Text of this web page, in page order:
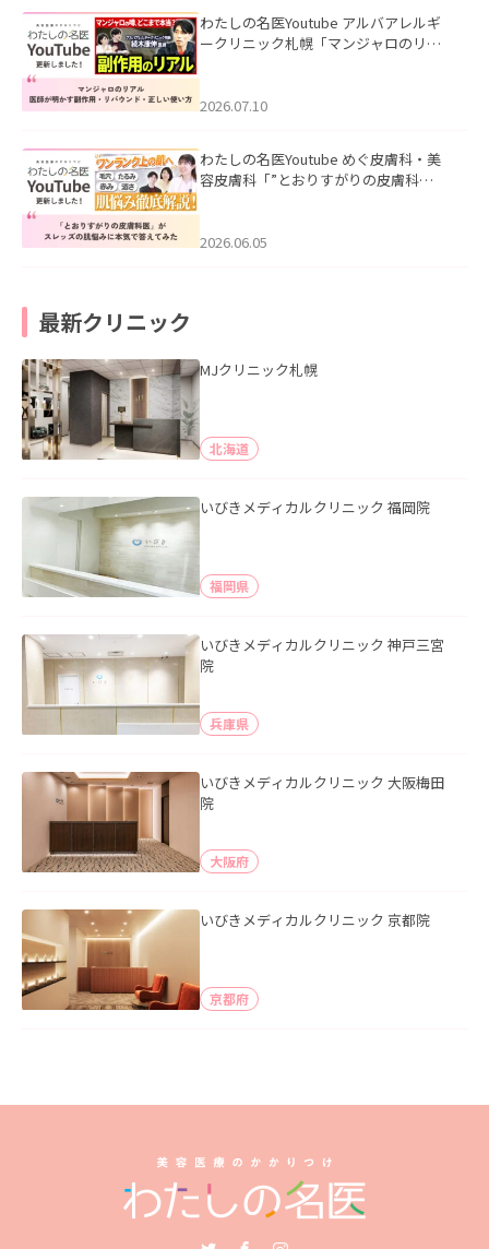
わたしの名医Youtube アルバアレルギ
ークリニック札幌「マンジャロのリア
た。
2026.07.10
わたしの名医Youtube めぐ皮膚科・美
容皮膚科「”とおりすがりの皮膚科
2026.06.05
最新クリニック
MJクリニック札幌
北海道
いびきメディカルクリニック 福岡院
福岡県
いびきメディカルクリニック 神戸三宮
院
兵庫県
いびきメディカルクリニック 大阪梅田
院
大阪府
いびきメディカルクリニック 京都院
京都府